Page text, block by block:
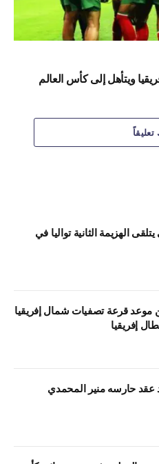
ويتأهل إلى كأس العالم
الهزيمة الثانية تواليا في
قرعة تصفيات شمال إفريقيا
إفريقيا
عقد حارسه منير المحمدي